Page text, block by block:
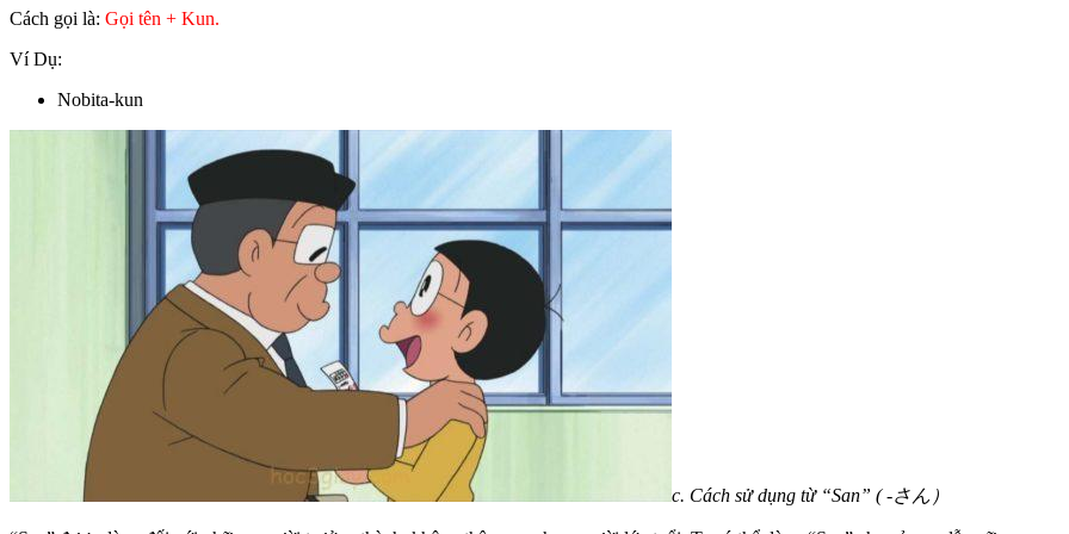
Cách gọi là: Gọi tên + Kun.
Ví Dụ:
Nobita-kun
c. Cách sử dụng từ “San” ( -さん）